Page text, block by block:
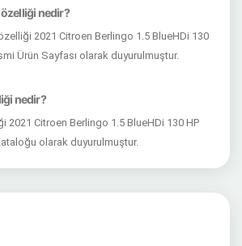
özelliği nedir?
2021 Citroen Berlingo 1.5 BlueHDi 130
Ürün Sayfası olarak duyurulmuştur.
nedir?
2021 Citroen Berlingo 1.5 BlueHDi 130 HP
olarak duyurulmuştur.